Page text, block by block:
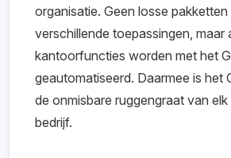
organisatie. Geen losse
verschillende toepassingen, maar
kantoorfuncties worden met het
geautomatiseerd. Daarmee is het
de onmisbare ruggengraat van
bedrijf.